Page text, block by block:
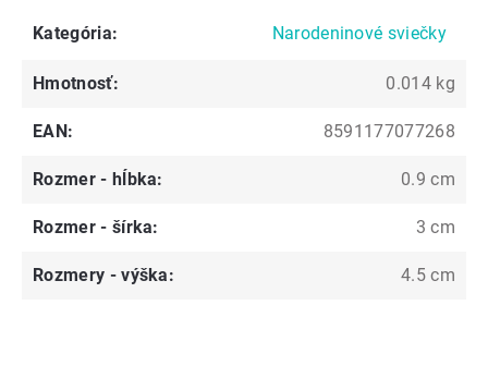
Kategória: Narodeninové sviečky
Hmotnosť: 0.014 kg
EAN: 8591177077268
Rozmer - hĺbka: 0.9 cm
Rozmer - šírka: 3 cm
Rozmery - výška: 4.5 cm